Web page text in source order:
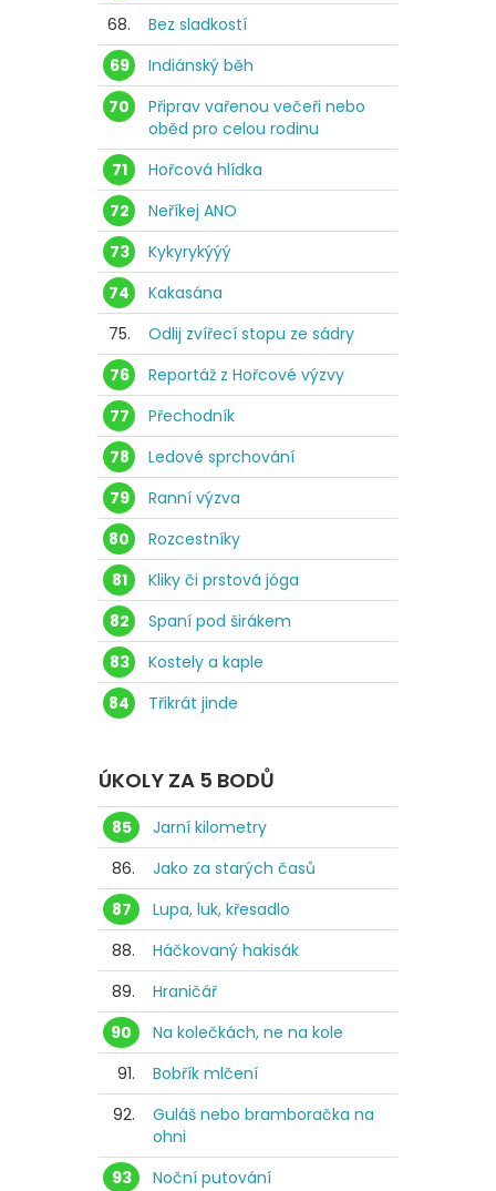
68.
Bez sladkostí
69
Indiánský běh
70
Připrav vařenou večeři nebo
oběd pro celou rodinu
71
Hořcová hlídka
72
Neříkej ANO
73
Kykyrykýýý
74
Kakasána
75.
Odlij zvířecí stopu ze sádry
76
Reportáž z Hořcové výzvy
77
Přechodník
78
Ledové sprchování
79
Ranní výzva
80
Rozcestníky
81
Kliky či prstová jóga
82
Spaní pod širákem
83
Kostely a kaple
84
Třikrát jinde
ÚKOLY ZA 5 BODŮ
85
Jarní kilometry
86.
Jako za starých časů
87
Lupa, luk, křesadlo
88.
Háčkovaný hakisák
89.
Hraničář
90
Na kolečkách, ne na kole
91.
Bobřík mlčení
92.
Guláš nebo bramboračka na
ohni
93
Noční putování